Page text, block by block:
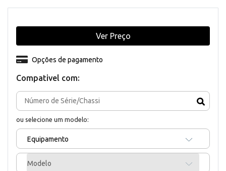
Compativel com:
ou selecione um modelo:
Equipamento
Modelo
Opções de pagamento
Ver Preço